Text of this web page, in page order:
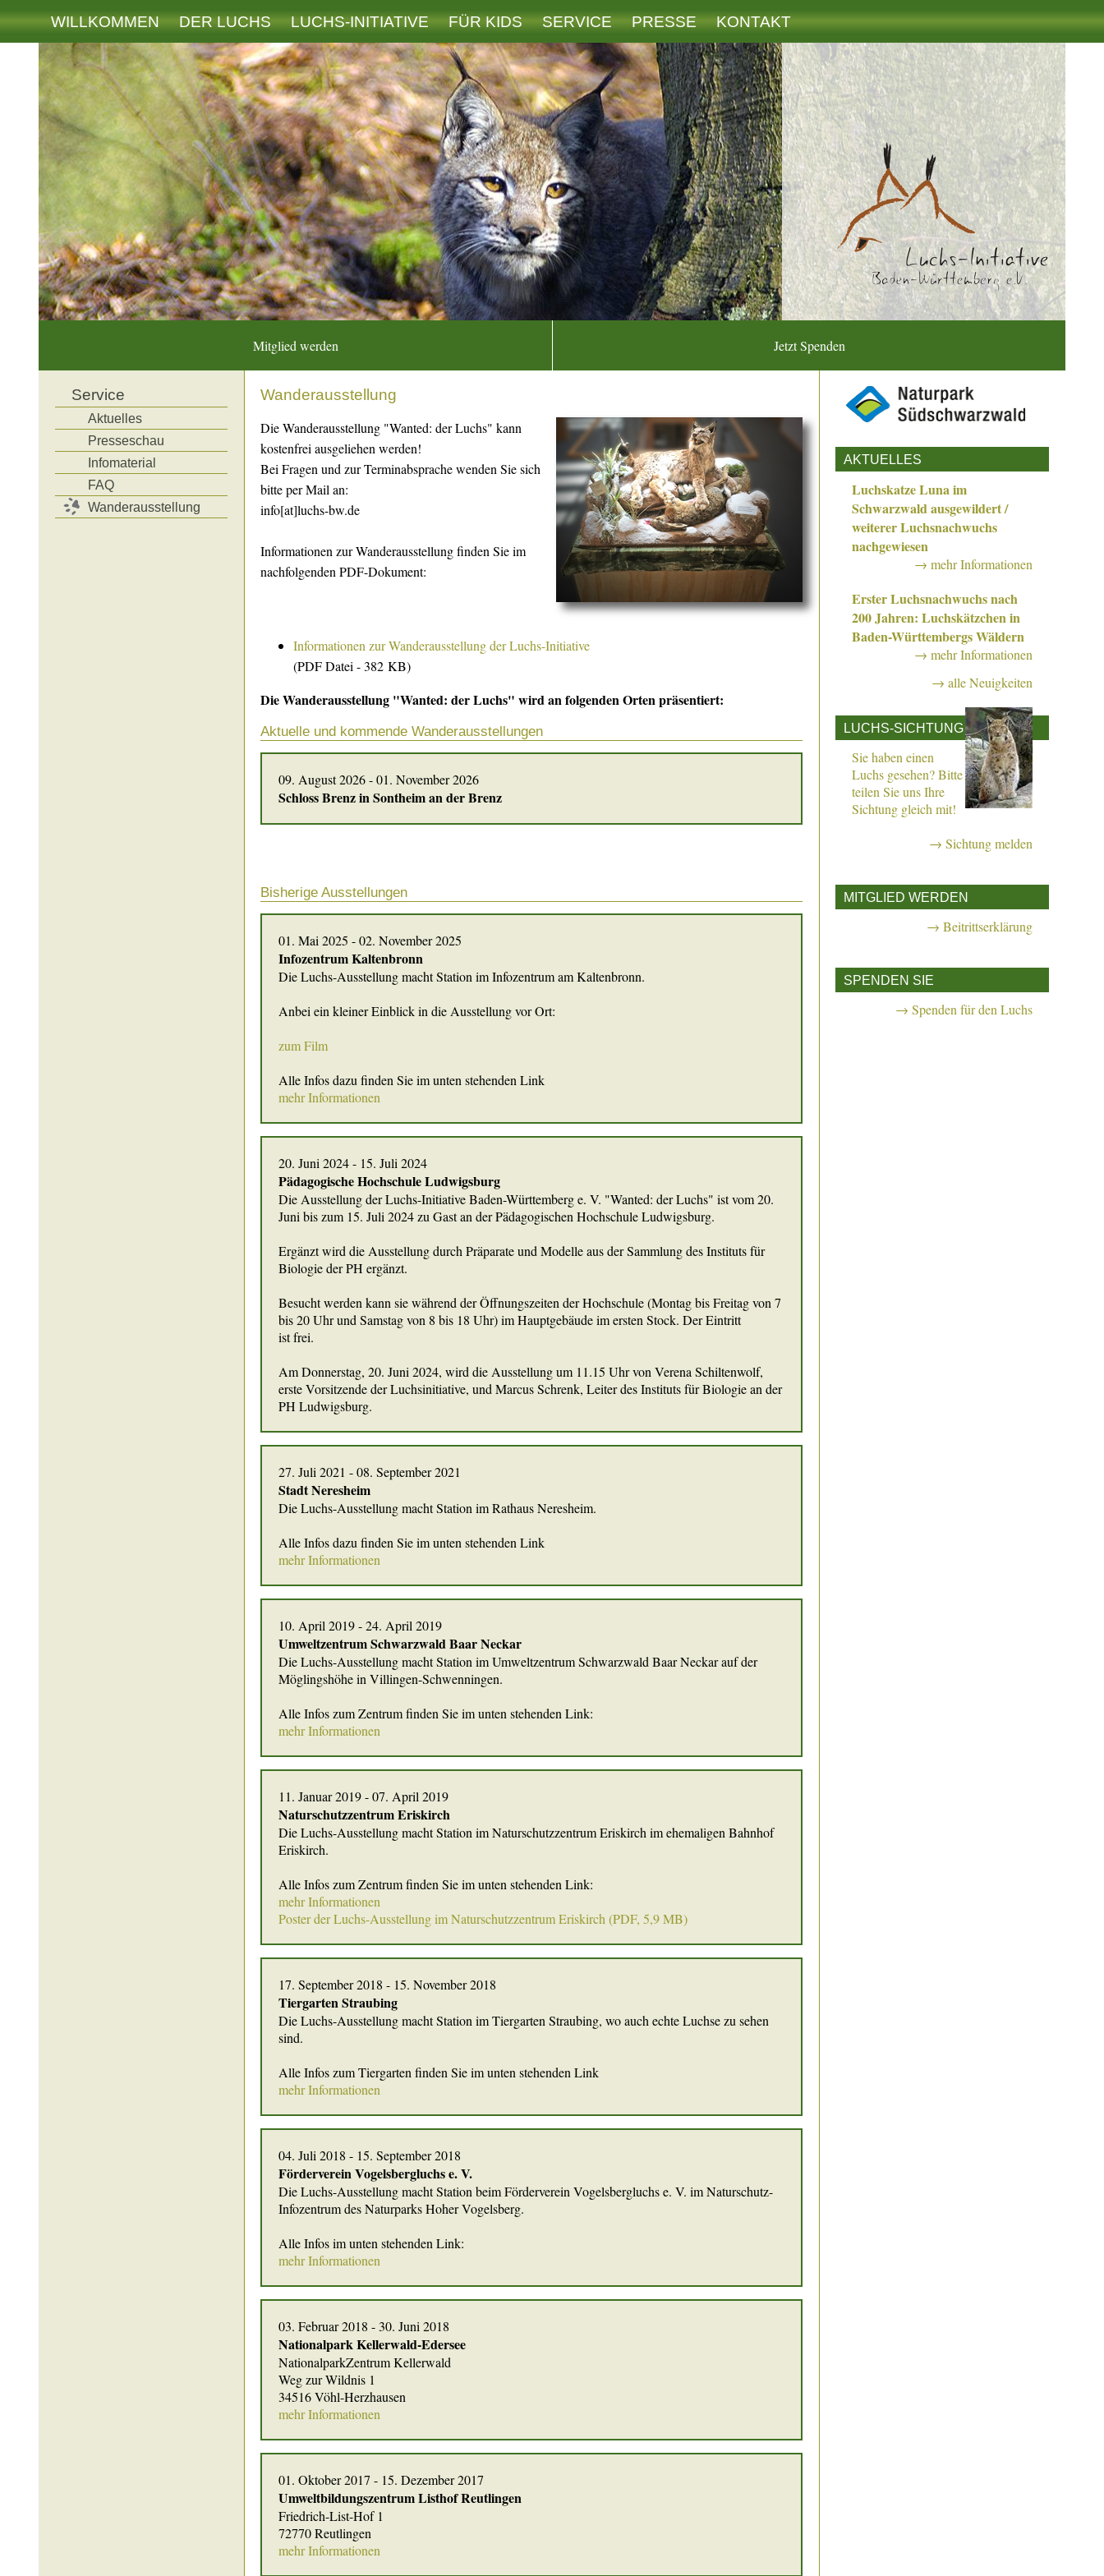
WILLKOMMEN DER LUCHS LUCHS-INITIATIVE FÜR KIDS SERVICE PRESSE KONTAKT
Mitglied werden Jetzt Spenden
Service
Aktuelles
Presseschau
Infomaterial
FAQ
Wanderausstellung
Wanderausstellung
Die Wanderausstellung "Wanted: der Luchs" kann
kostenfrei ausgeliehen werden!
Bei Fragen und zur Terminabsprache wenden Sie sich
bitte per Mail an:
info[at]luchs-bw.de
Informationen zur Wanderausstellung finden Sie im
nachfolgenden PDF-Dokument:
Informationen zur Wanderausstellung der Luchs-Initiative
(PDF Datei - 382 KB)
Die Wanderausstellung "Wanted: der Luchs" wird an folgenden Orten präsentiert:
Aktuelle und kommende Wanderausstellungen
09. August 2026 - 01. November 2026
Schloss Brenz in Sontheim an der Brenz
Bisherige Ausstellungen
01. Mai 2025 - 02. November 2025
Infozentrum Kaltenbronn
Die Luchs-Ausstellung macht Station im Infozentrum am Kaltenbronn.
Anbei ein kleiner Einblick in die Ausstellung vor Ort:
zum Film
Alle Infos dazu finden Sie im unten stehenden Link
mehr Informationen
20. Juni 2024 - 15. Juli 2024
Pädagogische Hochschule Ludwigsburg
Die Ausstellung der Luchs-Initiative Baden-Württemberg e. V. "Wanted: der Luchs" ist vom 20.
Juni bis zum 15. Juli 2024 zu Gast an der Pädagogischen Hochschule Ludwigsburg.
Ergänzt wird die Ausstellung durch Präparate und Modelle aus der Sammlung des Instituts für
Biologie der PH ergänzt.
Besucht werden kann sie während der Öffnungszeiten der Hochschule (Montag bis Freitag von 7
bis 20 Uhr und Samstag von 8 bis 18 Uhr) im Hauptgebäude im ersten Stock. Der Eintritt
ist frei.
Am Donnerstag, 20. Juni 2024, wird die Ausstellung um 11.15 Uhr von Verena Schiltenwolf,
erste Vorsitzende der Luchsinitiative, und Marcus Schrenk, Leiter des Instituts für Biologie an der
PH Ludwigsburg.
27. Juli 2021 - 08. September 2021
Stadt Neresheim
Die Luchs-Ausstellung macht Station im Rathaus Neresheim.
Alle Infos dazu finden Sie im unten stehenden Link
mehr Informationen
10. April 2019 - 24. April 2019
Umweltzentrum Schwarzwald Baar Neckar
Die Luchs-Ausstellung macht Station im Umweltzentrum Schwarzwald Baar Neckar auf der
Möglingshöhe in Villingen-Schwenningen.
Alle Infos zum Zentrum finden Sie im unten stehenden Link:
mehr Informationen
11. Januar 2019 - 07. April 2019
Naturschutzzentrum Eriskirch
Die Luchs-Ausstellung macht Station im Naturschutzzentrum Eriskirch im ehemaligen Bahnhof
Eriskirch.
Alle Infos zum Zentrum finden Sie im unten stehenden Link:
mehr Informationen
Poster der Luchs-Ausstellung im Naturschutzzentrum Eriskirch (PDF, 5,9 MB)
17. September 2018 - 15. November 2018
Tiergarten Straubing
Die Luchs-Ausstellung macht Station im Tiergarten Straubing, wo auch echte Luchse zu sehen
sind.
Alle Infos zum Tiergarten finden Sie im unten stehenden Link
mehr Informationen
04. Juli 2018 - 15. September 2018
Förderverein Vogelsbergluchs e. V.
Die Luchs-Ausstellung macht Station beim Förderverein Vogelsbergluchs e. V. im Naturschutz-
Infozentrum des Naturparks Hoher Vogelsberg.
Alle Infos im unten stehenden Link:
mehr Informationen
03. Februar 2018 - 30. Juni 2018
Nationalpark Kellerwald-Edersee
NationalparkZentrum Kellerwald
Weg zur Wildnis 1
34516 Vöhl-Herzhausen
mehr Informationen
01. Oktober 2017 - 15. Dezember 2017
Umweltbildungszentrum Listhof Reutlingen
Friedrich-List-Hof 1
72770 Reutlingen
mehr Informationen
AKTUELLES
Luchskatze Luna im
Schwarzwald ausgewildert /
weiterer Luchsnachwuchs
nachgewiesen
→ mehr Informationen
Erster Luchsnachwuchs nach
200 Jahren: Luchskätzchen in
Baden-Württembergs Wäldern
→ mehr Informationen
→ alle Neuigkeiten
LUCHS-SICHTUNG
Sie haben einen
Luchs gesehen? Bitte
teilen Sie uns Ihre
Sichtung gleich mit!
→ Sichtung melden
MITGLIED WERDEN
→ Beitrittserklärung
SPENDEN SIE
→ Spenden für den Luchs